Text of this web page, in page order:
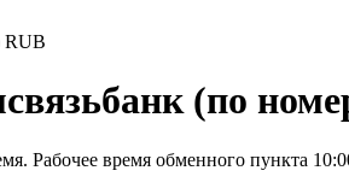
RUB
(по
Рабочее время обменного пункта